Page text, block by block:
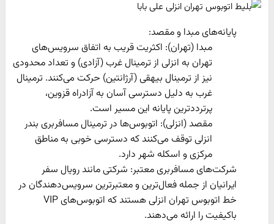
پایانه‌های مبدا و مقصد:
مبدا (تهران): اکثریت قریب به اتفاق سرویس‌های
تهران به انزلی از ترمینال غرب (آزادی) و تعداد محدودی
نیز از ترمینال بیهقی (آرژانتین) حرکت می‌کنند. ترمینال
غرب به دلیل دسترسی آسان به آزادراه قزوین،
پرترددترین پایانه این مسیر است.
مقصد (انزلی): اتوبوس‌ها در ترمینال مسافربری بندر
انزلی توقف می‌کنند که دسترسی خوبی به مناطق
مرکزی و اسکله شهر دارد.
شرکت‌های مسافربری معتبر: شرکتی مانند رویال سفر
ایرانیان از جمله فعال‌ترین و معتبرترین سرویس‌دهندگان در
خط اتوبوس تهران انزلی هستند که اتوبوس‌های VIP
باکیفیت را ارائه می‌دهند.